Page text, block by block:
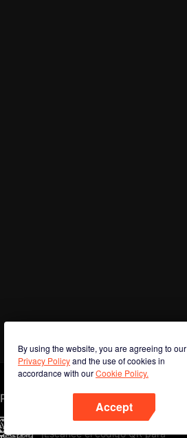
By using the website, you are agreeing to our
Privacy Policyand the use of cookies in
accordance with ourCookie Policy.
Accept
Phone
¡Escanee el código QR para